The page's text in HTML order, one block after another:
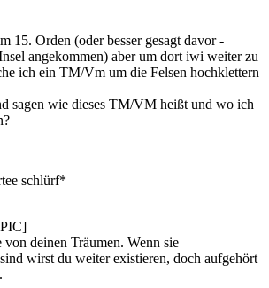
15. Orden (oder besser gesagt davor -
angekommen) aber um dort iwi weiter zu
ich ein TM/Vm um die Felsen hochklettern
sagen wie dieses TM/VM heißt und wo ich
schlürf*
von deinen Träumen. Wenn sie
wirst du weiter existieren, doch aufgehört